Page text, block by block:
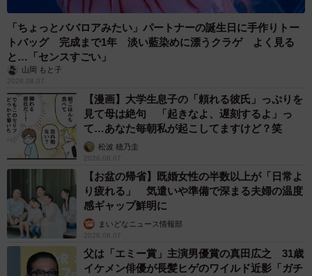
「ちょっとババロアみたい」パートナーの誕生日に手作りトー
トバッグ 完成まで1年 淡い藍染めに漂うクラゲ よく見る
と…「センスすごい」
山岡 もと子
2026.08.07
【漫画】大学生息子の「頼れる彼氏」っぷりを
見て母は絶句 「起きなよ、遅刻するよ」っ
て…あなた毎朝私が起こしてますけど？笑
松波 穂乃圭
2026.08.07
【お盆の帰省】既婚女性の半数以上が「日常よ
り疲れる」 気遣いや準備で深まる夫婦の温度
感ギャップ鮮明に
まいどなニュース情報部
2026.08.07
父は「エミー賞」主演男優賞の真田広之 31歳
イケメン俳優が長髪ヒゲのワイルド近影「ガチ